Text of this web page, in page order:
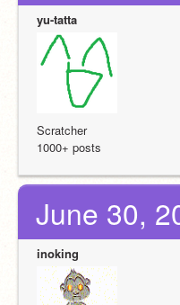
yu-tatta
Scratcher
1000+ posts
June 30,
inoking